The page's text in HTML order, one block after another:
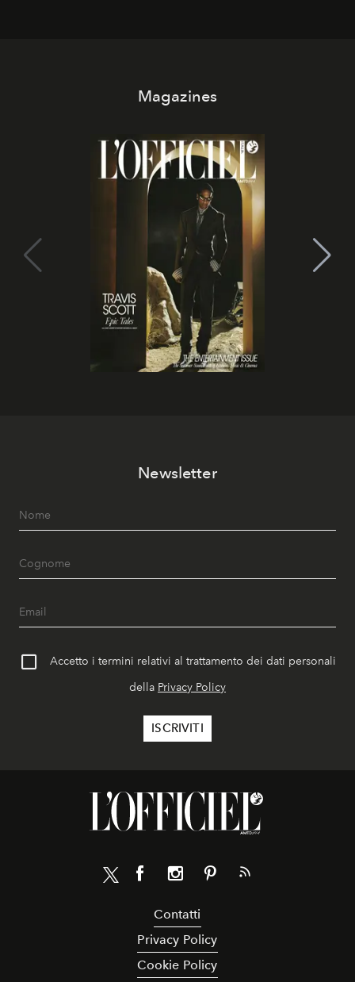
Magazines
Newsletter
Accetto i termini relativi al trattamento dei dati personali
della Privacy Policy
Contatti
Privacy Policy
Cookie Policy